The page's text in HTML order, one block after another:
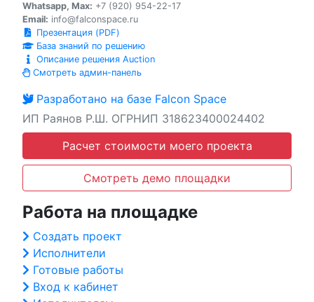
Whatsapp, Max: +7 (920) 954-22-17
Email: info@falconspace.ru
Презентация (PDF)
База знаний по решению
Описание решения Auction
Смотреть админ-панель
Разработано на базе Falcon Space
ИП Раянов Р.Ш. ОГРНИП 318623400024402
Расчет стоимости моего проекта
Смотреть демо площадки
Работа на площадке
Создать проект
Исполнители
Готовые работы
Вход к кабинет